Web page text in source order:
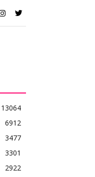
13064
6912
3477
3301
2922